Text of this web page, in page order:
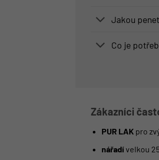
Jakou
Co je
Zákazníci
PUR LAKpro
nářadívelkou